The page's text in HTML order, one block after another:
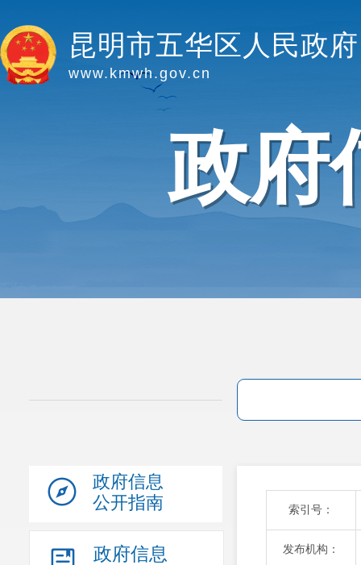
昆明市五华区人民政府
www.kmwh.gov.cn
政府
政府信息
公开指南
政府信息
索引号：
发布机构：